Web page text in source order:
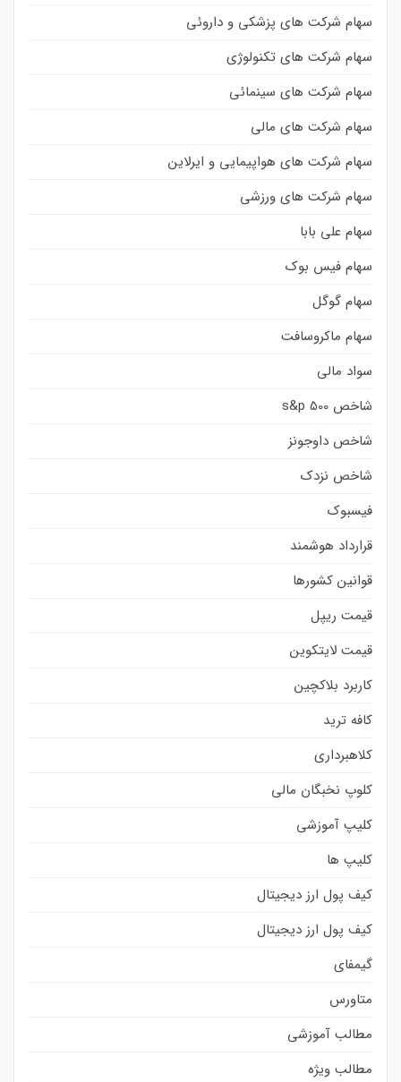
سهام شرکت های پزشکی و داروئی
سهام شرکت های تکنولوژی
سهام شرکت های سینمائی
سهام شرکت های مالی
سهام شرکت های هواپیمایی و ایرلاین
سهام شرکت های ورزشی
سهام علی بابا
سهام فیس بوک
سهام گوگل
سهام ماکروسافت
سواد مالی
شاخص s&p 500
شاخص داوجونز
شاخص نزدک
فیسبوک
قرارداد هوشمند
قوانین کشورها
قیمت ریپل
قیمت لایتکوین
کاربرد بلاکچین
کافه ترید
کلاهبرداری
کلوپ نخبگان مالی
کلیپ آموزشی
کلیپ ها
کیف پول ارز دیجیتال
کیف پول ارز دیجیتال
گیمفای
متاورس
مطالب آموزشی
مطالب ویژه